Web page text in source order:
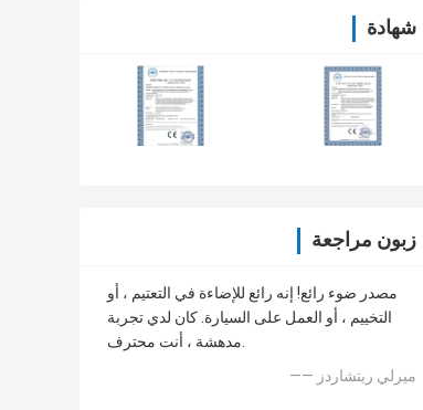
شهادة
زبون مراجعة
مصدر ضوء رائع! إنه رائع للإضاءة في التعتيم ، أو
التخييم ، أو العمل على السيارة. كان لدي تجربة
مدهشة ، أنت محترف.
—— ميرلي ريتشاردز